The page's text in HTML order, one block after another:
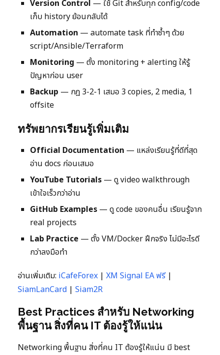
Version Control — ใช้ Git สำหรับทุก config/code
เก็บ history ย้อนกลับได้
Automation — automate task ที่ทำซ้ำๆ ด้วย
script/Ansible/Terraform
Monitoring — ตั้ง monitoring + alerting ให้รู้
ปัญหาก่อน user
Backup — กฎ 3-2-1 เสมอ 3 copies, 2 media, 1
offsite
ทรัพยากรเรียนรู้เพิ่มเติม
Official Documentation — แหล่งเรียนรู้ที่ดีที่สุด
อ่าน docs ก่อนเสมอ
YouTube Tutorials — ดู video walkthrough
เข้าใจเร็วกว่าอ่าน
GitHub Examples — ดู code ของคนอื่น เรียนรู้จาก
real projects
Lab Practice — ตั้ง VM/Docker ฝึกจริง ไม่มีอะไรดี
กว่าลงมือทำ
อ่านเพิ่มเติม: iCafeForex | XM Signal EA ฟรี|
SiamLanCard | Siam2R
Best Practices สำหรับ Networking
พื้นฐาน สิ่งที่คน IT ต้องรู้ให้แน่น
Networking พื้นฐาน สิ่งที่คน IT ต้องรู้ให้แน่น มี best